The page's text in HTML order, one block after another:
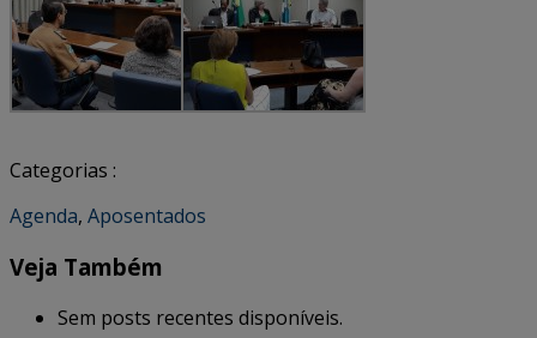
Categorias :
Agenda, Aposentados
Veja Também
Sem posts recentes disponíveis.